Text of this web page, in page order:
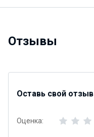
Отзывы
Оставь свой отзыв
Оценка: